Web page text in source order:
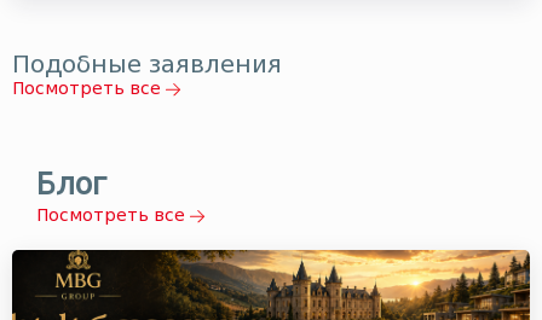
Подобные заявления
Посмотреть все
Блог
Посмотреть все